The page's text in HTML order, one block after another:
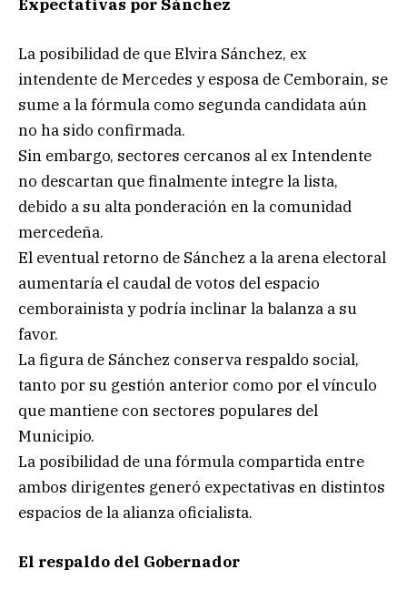
Expectativas por Sánchez
La posibilidad de que Elvira Sánchez, ex
intendente de Mercedes y esposa de Cemborain, se
sume a la fórmula como segunda candidata aún
no ha sido confirmada.
Sin embargo, sectores cercanos al ex Intendente
no descartan que finalmente integre la lista,
debido a su alta ponderación en la comunidad
mercedeña.
El eventual retorno de Sánchez a la arena electoral
aumentaría el caudal de votos del espacio
cemborainista y podría inclinar la balanza a su
favor.
La figura de Sánchez conserva respaldo social,
tanto por su gestión anterior como por el vínculo
que mantiene con sectores populares del
Municipio.
La posibilidad de una fórmula compartida entre
ambos dirigentes generó expectativas en distintos
espacios de la alianza oficialista.
El respaldo del Gobernador